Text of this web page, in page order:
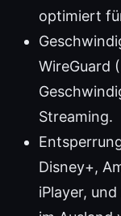
optimiert
WireGuard
Streaming.
Disney+,
iPlayer,